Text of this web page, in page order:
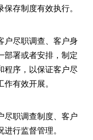
存制度有效执行。
户尽职调查、客户身
部署或者安排，制定
程序，以保证客户尽
有效开展。
尽职调查制度、客户
行监督管理。